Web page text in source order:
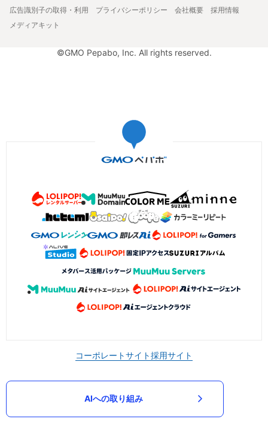
広告識別子の取得・利用
プライバシーポリシー 会社概要
採用情報
メディアキット
©GMO Pepabo, Inc. All rights reserved.
コーポレートサイト採用サイト
AIへの取り組み